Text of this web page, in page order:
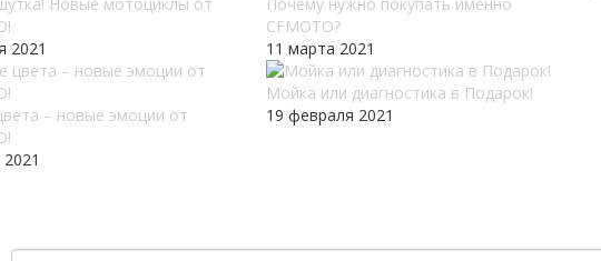
2021
CFMOTO?
11 марта 2021
– новые эмоции от
Мойка или диагностика в Подарок!
19 февраля 2021